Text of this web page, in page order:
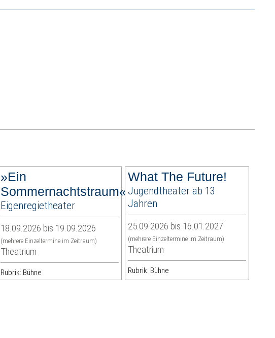
»Ein
Sommernachtstraum«
Eigenregietheater
18.09.2026 bis 19.09.2026
(mehrere Einzeltermine im Zeitraum)
Theatrium
Rubrik: Bühne
What The Future!
Jugendtheater ab 13
Jahren
25.09.2026 bis 16.01.2027
(mehrere Einzeltermine im Zeitraum)
Theatrium
Rubrik: Bühne